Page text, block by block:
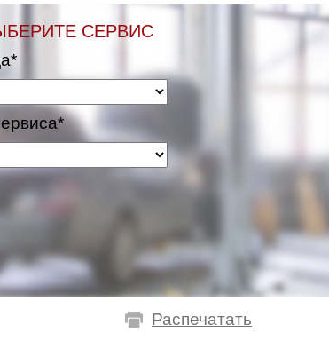
СЕРВИС
Распечатать